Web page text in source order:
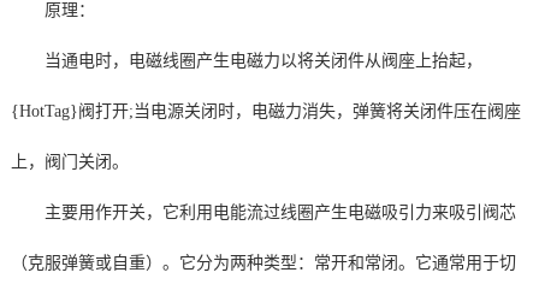
原理：
当通电时，电磁线圈产生电磁力以将关闭件从阀座上抬起，
{HotTag}阀打开;当电源关闭时，电磁力消失，弹簧将关闭件压在阀座
上，阀门关闭。
主要用作开关，它利用电能流过线圈产生电磁吸引力来吸引阀芯
（克服弹簧或自重）。它分为两种类型：常开和常闭。它通常用于切